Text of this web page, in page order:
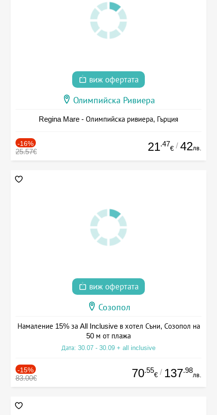
виж офертата
Олимпийска Ривиера
Regina Mare - Олимпийска ривиера, Гърция
-16%
25.57€ 21.47
€ / 42лв.
виж офертата
Созопол
Намаление 15% за All Inclusive в хотел Съни, Созопол на
50 м от плажа
Дата: 30.07 - 30.09 + all inclusive
-15%
83.00€ 70.55
€ / 137.98
лв.